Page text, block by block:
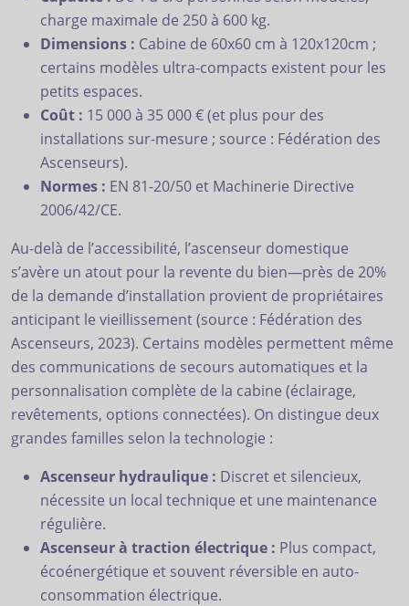
charge maximale de 250 à 600 kg.
Dimensions : Cabine de 60x60 cm à 120x120cm ;
certains modèles ultra-compacts existent pour les
petits espaces.
Coût : 15 000 à 35 000 € (et plus pour des
installations sur-mesure ; source : Fédération des
Ascenseurs).
Normes : EN 81-20/50 et Machinerie Directive
2006/42/CE.
Au-delà de l’accessibilité, l’ascenseur domestique
s’avère un atout pour la revente du bien—près de 20%
de la demande d’installation provient de propriétaires
anticipant le vieillissement (source : Fédération des
Ascenseurs, 2023). Certains modèles permettent même
des communications de secours automatiques et la
personnalisation complète de la cabine (éclairage,
revêtements, options connectées). On distingue deux
grandes familles selon la technologie :
Ascenseur hydraulique : Discret et silencieux,
nécessite un local technique et une maintenance
régulière.
Ascenseur à traction électrique : Plus compact,
écoénergétique et souvent réversible en auto-
consommation électrique.